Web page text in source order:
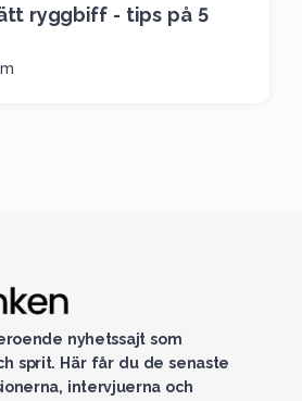
ryggbiff - tips på 5
nyhetssajt som
sprit. Här får du de senaste
intervjuerna och